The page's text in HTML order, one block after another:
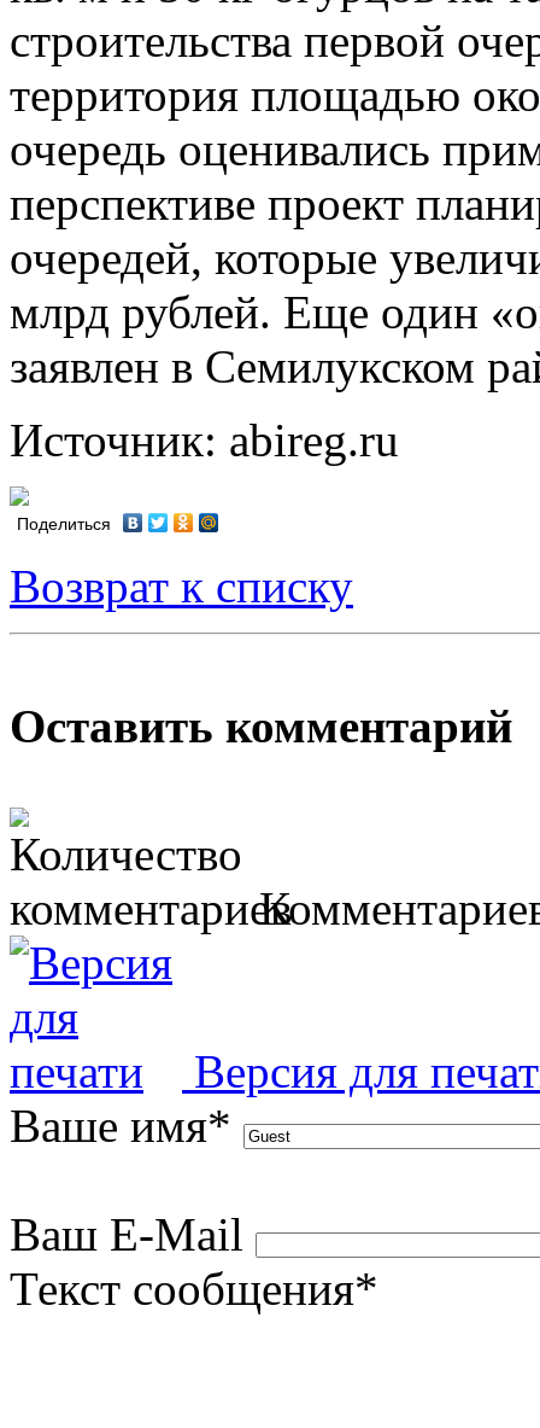
строительства первой
территория площадью
очередь оценивались
перспективе проект
очередей, которые
млрд рублей. Еще один
заявлен в Семилукском
Источник: abireg.ru
Поделиться
Возврат к списку
Оставить комментарий
Версия для
Ваше имя*
Ваш E-Mail
Текст сообщения*